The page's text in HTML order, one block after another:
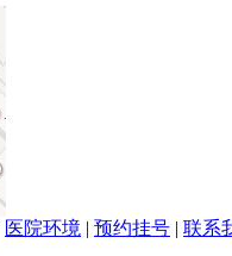
医院环境 | 预约挂号 | 联系